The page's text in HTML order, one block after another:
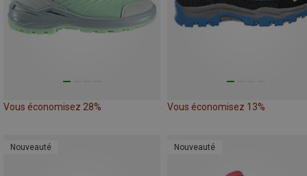
Vous économisez 28% Vous économisez 13%
Nouveauté Nouveauté